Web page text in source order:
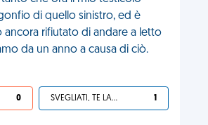
di quello sinistro, ed è
ancora rifiutato di andare a letto
da un anno a causa di ciò.
0 SVEGLIATI, TE LA SEI CERCATA! 1